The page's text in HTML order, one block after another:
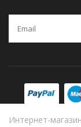
Интернет-